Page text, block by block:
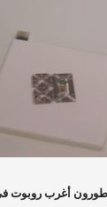
يطورون أغرب روبوت